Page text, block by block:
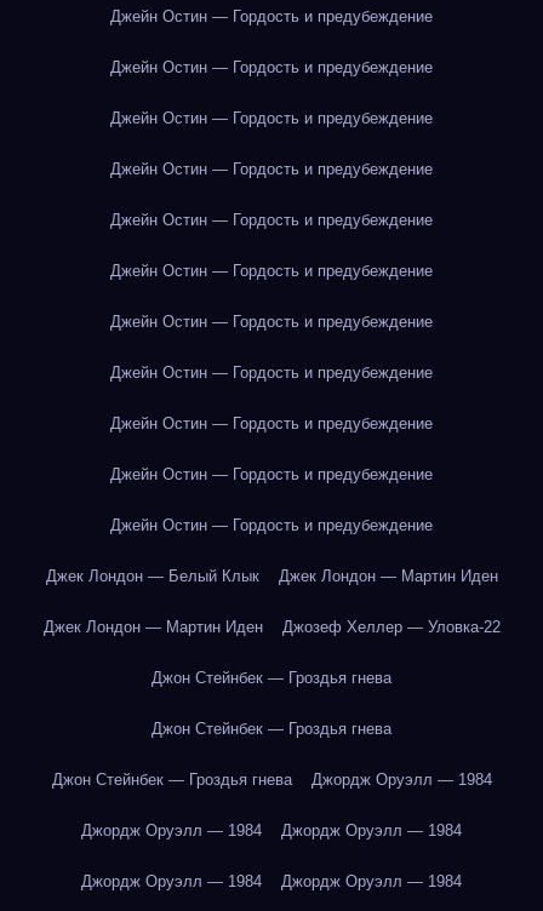
Джейн Остин — Гордость и предубеждение
Джейн Остин — Гордость и предубеждение
Джейн Остин — Гордость и предубеждение
Джейн Остин — Гордость и предубеждение
Джейн Остин — Гордость и предубеждение
Джейн Остин — Гордость и предубеждение
Джейн Остин — Гордость и предубеждение
Джейн Остин — Гордость и предубеждение
Джейн Остин — Гордость и предубеждение
Джейн Остин — Гордость и предубеждение
Джейн Остин — Гордость и предубеждение
Джек Лондон — Белый Клык Джек Лондон — Мартин Иден
Джек Лондон — Мартин Иден Джозеф Хеллер — Уловка-22
Джон Стейнбек — Гроздья гнева
Джон Стейнбек — Гроздья гнева
Джон Стейнбек — Гроздья гнева Джордж Оруэлл — 1984
Джордж Оруэлл — 1984 Джордж Оруэлл — 1984
Джордж Оруэлл — 1984 Джордж Оруэлл — 1984